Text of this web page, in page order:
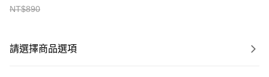
NT$890
請選擇商品選項